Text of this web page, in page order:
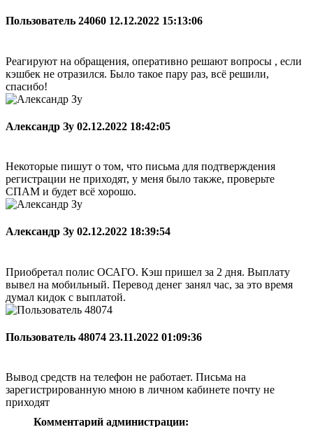
Пользователь 24060 12.12.2022 15:13:06
Реагируют на обращения, оперативно решают вопросы , если
кэшбек не отразился. Было такое пару раз, всё решили,
спасибо!
Александр Зу 02.12.2022 18:42:05
Некоторые пишут о том, что письма для подтверждения
регистрации не приходят, у меня было также, проверьте
СПАМ и будет всё хорошо.
Александр Зу 02.12.2022 18:39:54
Приобретал полис ОСАГО. Кэш пришел за 2 дня. Выплату
вывел на мобильный. Перевод денег занял час, за это время
думал кидок с выплатой.
Пользователь 48074 23.11.2022 01:09:36
Вывод средств на телефон не работает. Письма на
зарегистрированную мною в личном кабинете почту не
приходят
Комментарий администрации: